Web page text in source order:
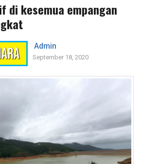
di kesemua empangan
Admin
September 18, 2020